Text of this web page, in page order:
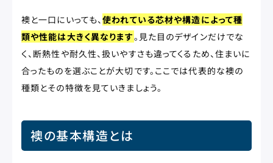
襖と一口にいっても、使われている芯材や構造によって種
類や性能は大きく異なります。見た目のデザインだけでな
く、断熱性や耐久性、扱いやすさも違ってくるため、住まいに
合ったものを選ぶことが大切です。ここでは代表的な襖の
種類とその特徴を見ていきましょう。
襖の基本構造とは